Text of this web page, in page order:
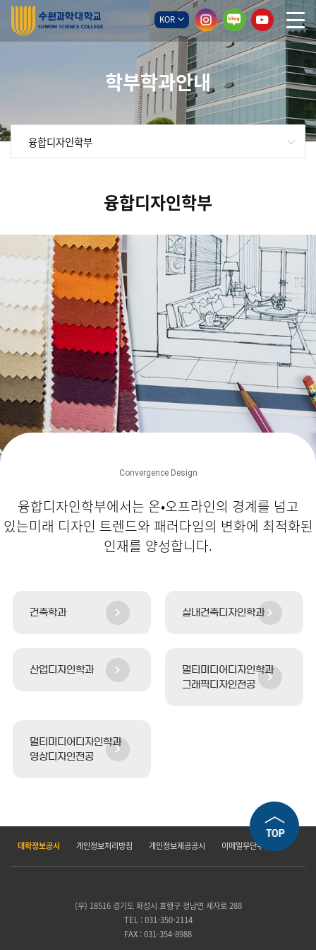
KOR
학부학과안내
융합디자인학부
융합디자인학부
Convergence Design
융합디자인학부에서는 온•오프라인의 경계를 넘고
있는미래 디자인 트렌드와 패러다임의 변화에 최적화된
인재를 양성합니다.
건축학과 실내건축디자인학과
산업디자인학과
멀티미디어디자인학과
그래픽디자인전공
멀티미디어디자인학과
영상디자인전공
대학정보공시 개인정보처리방침 개인정보제공공시 이메일무단수집거부
(우) 18516 경기도 화성시 효행구 정남면 세자로 288
TEL : 031-350-2114
FAX : 031-354-8988